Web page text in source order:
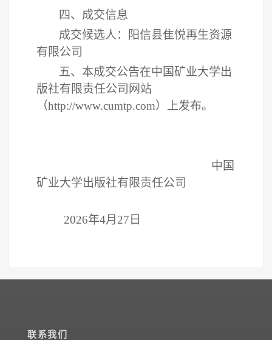
四、成交信息
成交候选人：阳信县隹悦再生资源
有限公司
五、本成交公告在中国矿业大学出
版社有限责任公司网站
（http://www.cumtp.com）上发布。
中国
矿业大学出版社有限责任公司
2026年4月 27 日
联系我们